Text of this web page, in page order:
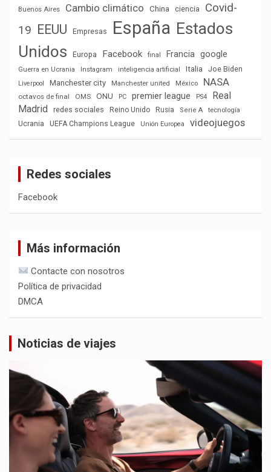
Buenos Aires
Cambio climático China ciencia
Covid-
19 EEUU Empresas España Estados
Unidos
Europa Facebook final Francia google
Guerra en Ucrania Instagram inteligencia artificial Italia Joe Biden
Liverpool Manchester city Manchester united México NASA
octavos de final OMS ONU PC premier league PS4
Real
Madrid
redes sociales Reino Unido Rusia Serie A
tecnología
Ucrania
UEFA Champions League Unión Europea videojuegos
Redes sociales
Facebook
Más información
Contacte con nosotros
Política de privacidad
DMCA
Noticias de viajes